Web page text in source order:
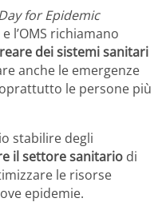
for Epidemic
l’OMS richiamano
dei sistemi sanitari
anche le emergenze
le persone più
stabilire degli
il settore sanitario di
le risorse
epidemie.